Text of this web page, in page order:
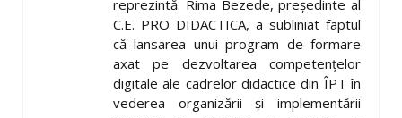
reprezintă. Rima Bezede, președinte al
C.E. PRO DIDACTICA, a subliniat faptul
că lansarea unui program de formare
axat pe dezvoltarea competențelor
digitale ale cadrelor didactice din ÎPT în
vederea organizării și implementării